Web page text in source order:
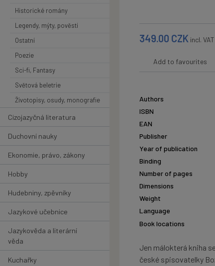
Historické romány
Legendy, mýty, pověsti
Ostatní
Poezie
Sci-fi, Fantasy
Světová beletrie
Životopisy, osudy, monografie
Cizojazyčná literatura
Duchovní nauky
Ekonomie, právo, zákony
Hobby
Hudebniny, zpěvníky
Jazykové učebnice
Jazykověda a literární
věda
Kuchařky
349.00 CZK incl. VAT
Add to favourites
Authors
ISBN
EAN
Publisher
Year of publication
Binding
Number of pages
Dimensions
Weight
Language
Book locations
Jen málokterá kniha
české spisovatelky